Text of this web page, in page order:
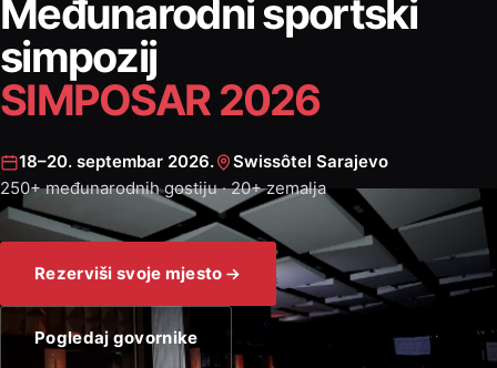
Međunarodni sportski
simpozij
SIMPOSAR 2026
18–20. septembar 2026.
Swissôtel Sarajevo
250+ međunarodnih gostiju · 20+ zemalja
Rezerviši svoje mjesto
Pogledaj govornike